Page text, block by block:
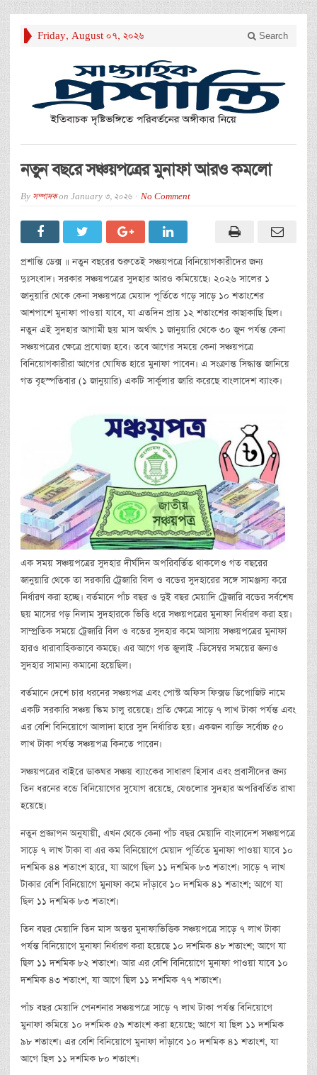
Friday, August 07, 2026 Search
নতুন বছরে সঞ্চয়পত্রের মুনাফা আরও কমলো
By সম্পাদকon January 3, 2026 No Comment
প্রশান্তি ডেক্স ॥ নতুন বছরের শুরুতেই সঞ্চয়পত্রে বিনিয়োগকারীদের জন্য
দুঃসংবাদ। সরকার সঞ্চয়পত্রের সুদহার আরও কমিয়েছে। ২০২৬ সালের ১
জানুয়ারি থেকে কেনা সঞ্চয়পত্রে মেয়াদ পূর্তিতে গড়ে সাড়ে ১০ শতাংশের
আশপাশে মুনাফা পাওয়া যাবে, যা এতদিন প্রায় ১২ শতাংশের কাছাকাছি ছিল।
নতুন এই সুদহার আগামী ছয় মাস অর্থাৎ ১ জানুয়ারি থেকে ৩০ জুন পর্যন্ত কেনা
সঞ্চয়পত্রের ক্ষেত্রে প্রযোজ্য হবে। তবে আগের সময়ে কেনা সঞ্চয়পত্রে
বিনিয়োগকারীরা আগের ঘোষিত হারে মুনাফা পাবেন। এ সংক্রান্ত সিদ্ধান্ত জানিয়ে
গত বৃহস্পতিবার (১ জানুয়ারি) একটি সার্কুলার জারি করেছে বাংলাদেশ ব্যাংক।
এক সময় সঞ্চয়পত্রের সুদহার দীর্ঘদিন অপরিবর্তিত থাকলেও গত বছরের
জানুয়ারি থেকে তা সরকারি ট্রেজারি বিল ও বন্ডের সুদহারের সঙ্গে সামঞ্জস্য করে
নির্ধারণ করা হচ্ছে। বর্তমানে পাঁচ বছর ও দুই বছর মেয়াদি ট্রেজারি বন্ডের সর্বশেষ
ছয় মাসের গড় নিলাম সুদহারকে ভিত্তি ধরে সঞ্চয়পত্রের মুনাফা নির্ধারণ করা হয়।
সাম্প্রতিক সময়ে ট্রেজারি বিল ও বন্ডের সুদহার কমে আসায় সঞ্চয়পত্রের মুনাফা
হারও ধারাবাহিকভাবে কমছে। এর আগে গত জুলাই -ডিসেম্বর সময়ের জন্যও
সুদহার সামান্য কমানো হয়েছিল।
বর্তমানে দেশে চার ধরনের সঞ্চয়পত্র এবং পোস্ট অফিস ফিক্সড ডিপোজিট নামে
একটি সরকারি সঞ্চয় স্কিম চালু রয়েছে। প্রতি ক্ষেত্রে সাড়ে ৭ লাখ টাকা পর্যন্ত এবং
এর বেশি বিনিয়োগে আলাদা হারে সুদ নির্ধারিত হয়। একজন ব্যক্তি সর্বোচ্চ ৫০
লাখ টাকা পর্যন্ত সঞ্চয়পত্র কিনতে পারেন।
সঞ্চয়পত্রের বাইরে ডাকঘর সঞ্চয় ব্যাংকের সাধারণ হিসাব এবং প্রবাসীদের জন্য
তিন ধরনের বন্ডে বিনিয়োগের সুযোগ রয়েছে, যেগুলোর সুদহার অপরিবর্তিত রাখা
হয়েছে।
নতুন প্রজ্ঞাপন অনুযায়ী, এখন থেকে কেনা পাঁচ বছর মেয়াদি বাংলাদেশ সঞ্চয়পত্রে
সাড়ে ৭ লাখ টাকা বা এর কম বিনিয়োগে মেয়াদ পূর্তিতে মুনাফা পাওয়া যাবে ১০
দশমিক ৪৪ শতাংশ হারে, যা আগে ছিল ১১ দশমিক ৮৩ শতাংশ। সাড়ে ৭ লাখ
টাকার বেশি বিনিয়োগে মুনাফা কমে দাঁড়াবে ১০ দশমিক ৪১ শতাংশ; আগে যা
ছিল ১১ দশমিক ৮৩ শতাংশ।
তিন বছর মেয়াদি তিন মাস অন্তর মুনাফাভিত্তিক সঞ্চয়পত্রে সাড়ে ৭ লাখ টাকা
পর্যন্ত বিনিয়োগে মুনাফা নির্ধারণ করা হয়েছে ১০ দশমিক ৪৮ শতাংশ; আগে যা
ছিল ১১ দশমিক ৮২ শতাংশ। আর এর বেশি বিনিয়োগে মুনাফা পাওয়া যাবে ১০
দশমিক ৪৩ শতাংশ, যা আগে ছিল ১১ দশমিক ৭৭ শতাংশ।
পাঁচ বছর মেয়াদি পেনশনার সঞ্চয়পত্রে সাড়ে ৭ লাখ টাকা পর্যন্ত বিনিয়োগে
মুনাফা কমিয়ে ১০ দশমিক ৫৯ শতাংশ করা হয়েছে; আগে যা ছিল ১১ দশমিক
৯৮ শতাংশ। এর বেশি বিনিয়োগে মুনাফা দাঁড়াবে ১০ দশমিক ৪১ শতাংশ, যা
আগে ছিল ১১ দশমিক ৮০ শতাংশ।